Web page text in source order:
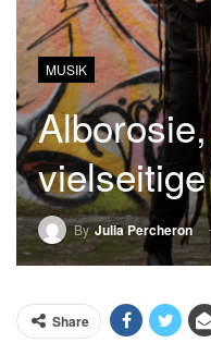
MUSIK
ByJulia Percheron
Share